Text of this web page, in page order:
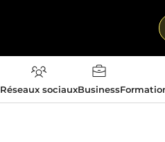
Réseaux sociauxBusiness